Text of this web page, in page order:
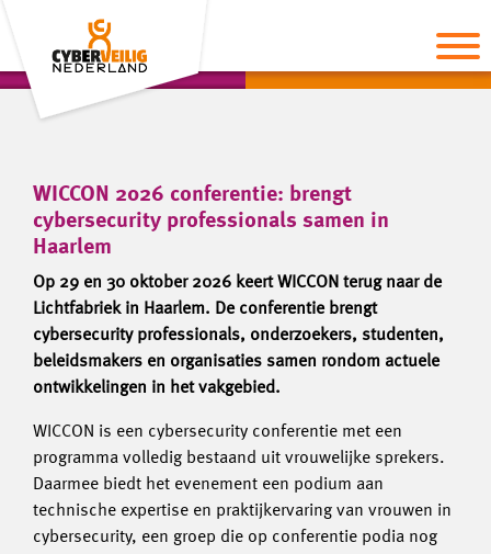
WICCON 2026 conferentie: brengt
cybersecurity professionals samen in
Haarlem
Op 29 en 30 oktober 2026 keert WICCON terug naar de
Lichtfabriek in Haarlem. De conferentie brengt
cybersecurity professionals, onderzoekers, studenten,
beleidsmakers en organisaties samen rondom actuele
ontwikkelingen in het vakgebied.
WICCON is een cybersecurity conferentie met een
programma volledig bestaand uit vrouwelijke sprekers.
Daarmee biedt het evenement een podium aan
technische expertise en praktijkervaring van vrouwen in
cybersecurity, een groep die op conferentie podia nog